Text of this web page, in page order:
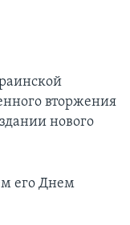
вторжения
нового
его Днем